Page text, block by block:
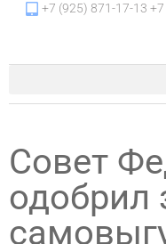
+7 (925) 871-17-13
Совет
одобрил